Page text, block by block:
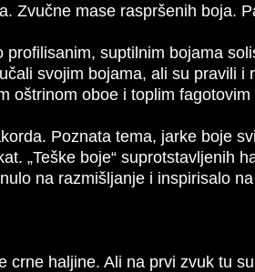
Zvučne mase raspršenih boja.
profilisanim, suptilnim bojama
svojim bojama, ali su pravili
oštrinom oboe i toplim
Poznata tema, jarke boje
„Teške boje“
na razmišljanje i inspirisalo
haljine. Ali na prvi zvuk tu